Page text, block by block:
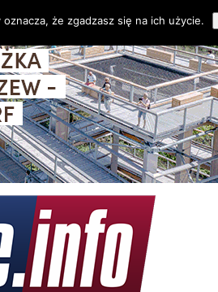
że zgadzasz się na ich użycie.